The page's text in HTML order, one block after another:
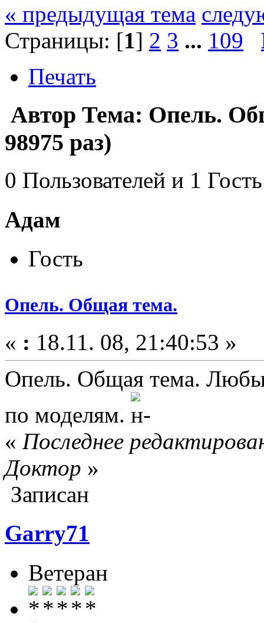
« предыдущая тема
Страницы: [1] 2 3 ... 109
Печать
Автор Тема: Опель.
98975 раз)
0 Пользователей и 1
Адам
Гость
Опель. Общая тема.
« : 18.11. 08, 21:40:53 »
Опель. Общая тема.
по моделям.
« Последнее
Доктор »
Записан
Garry71
Ветеран